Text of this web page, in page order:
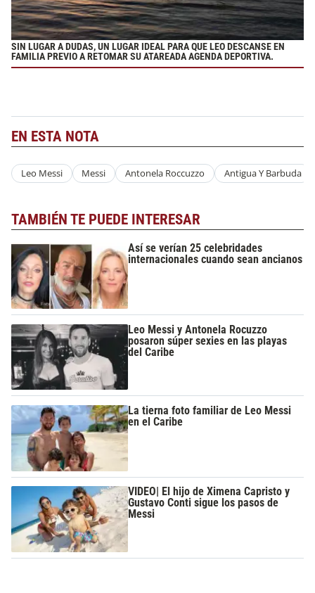
SIN LUGAR A DUDAS, UN LUGAR IDEAL PARA QUE LEO DESCANSE EN
FAMILIA PREVIO A RETOMAR SU ATAREADA AGENDA DEPORTIVA.
EN ESTA NOTA
Leo Messi Messi Antonela Roccuzzo Antigua Y Barbuda
TAMBIÉN TE PUEDE INTERESAR
Así se verían 25 celebridades
internacionales cuando sean ancianos
Leo Messi y Antonela Rocuzzo
posaron súper sexies en las playas
del Caribe
La tierna foto familiar de Leo Messi
en el Caribe
VIDEO| El hijo de Ximena Capristo y
Gustavo Conti sigue los pasos de
Messi